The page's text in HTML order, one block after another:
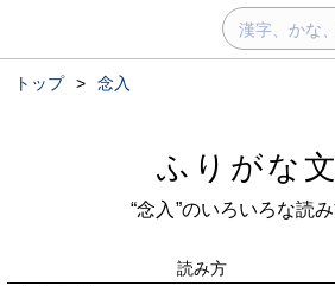
トップ > 念入
ふりがな
“念入”のいろいろな読
読み方